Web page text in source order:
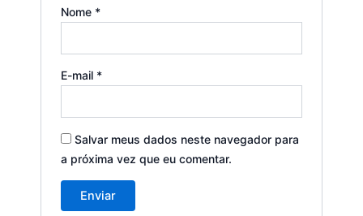
Nome *
E-mail *
Salvar meus dados neste navegador para
a próxima vez que eu comentar.